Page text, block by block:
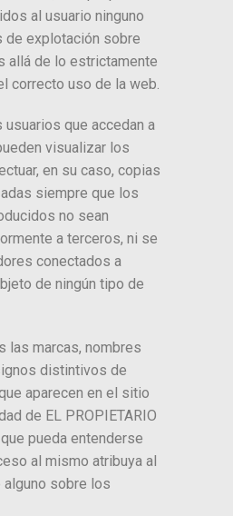
al usuario ninguno
de explotación sobre
allá de lo estrictamente
correcto uso de la web.
usuarios que accedan a
visualizar los
en su caso, copias
siempre que los
no sean
a terceros, ni se
conectados a
de ningún tipo de
las marcas, nombres
distintivos de
aparecen en el sitio
de EL PROPIETARIO
pueda entenderse
al mismo atribuya al
alguno sobre los